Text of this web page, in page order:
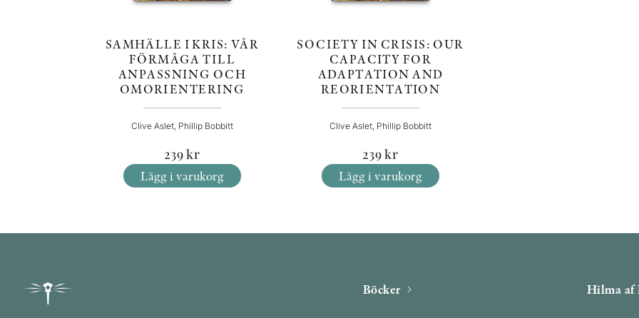
SAMHÄLLE I KRIS: VÅR
FÖRMÅGA TILL
ANPASSNING OCH
OMORIENTERING
Clive Aslet, Phillip Bobbitt
239kr
Lägg i varukorg
SOCIETY IN CRISIS: OUR
CAPACITY FOR
ADAPTATION AND
REORIENTATION
Clive Aslet, Phillip Bobbitt
239kr
Lägg i varukorg
Böcker Hilma